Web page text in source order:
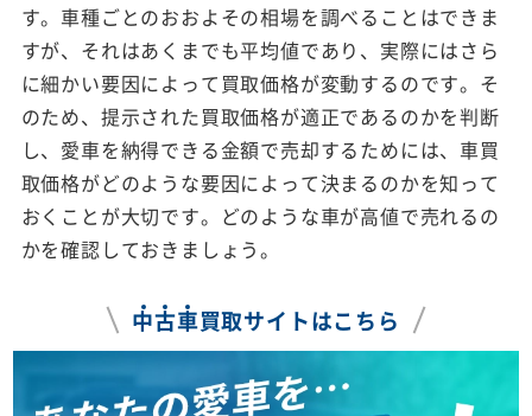
す。車種ごとのおおよその相場を調べることはできま
すが、それはあくまでも平均値であり、実際にはさら
に細かい要因によって買取価格が変動するのです。そ
のため、提示された買取価格が適正であるのかを判断
し、愛車を納得できる金額で売却するためには、車買
取価格がどのような要因によって決まるのかを知って
おくことが大切です。どのような車が高値で売れるの
かを確認しておきましょう。
中古車買取サイトはこちら